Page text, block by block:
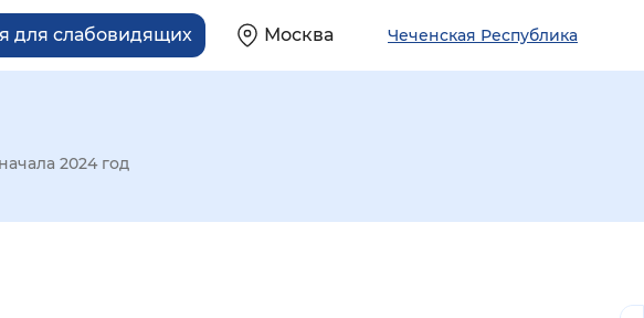
для слабовидящих Москва Чеченская Республика
2024 год